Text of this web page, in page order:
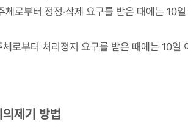
체로부터 정정·삭제 요구를 받은 때에는 10
로부터 처리정지 요구를 받은 때에는 10일
제기 방법